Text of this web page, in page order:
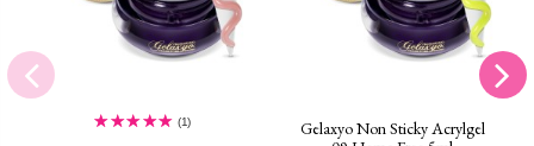
(1)
Gelaxyo Non Sticky Acrylgel